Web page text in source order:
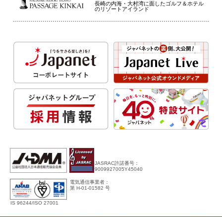
長崎の内海・大村湾に面したゴルフ＆ホテル
のリゾートアイランド
JASRAC許諾番号：
9009927005Y45040
IS 96244/ISO 27001
電気通信事業者：
第 H-01-01582 号